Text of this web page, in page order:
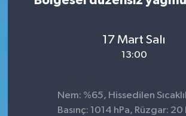
17 Mart Salı
13:00
Nem: %65, Hissedilen
Basınç: 1014 hPa, Rüzgar: